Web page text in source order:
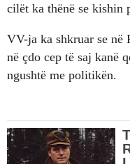
cilët ka thënë se kishin
VV-ja ka shkruar se në
në çdo cep të saj kanë
ngushtë me politikën.